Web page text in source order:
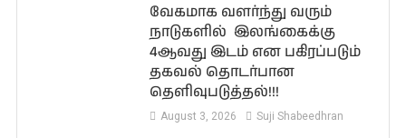
வேகமாக வளர்ந்து வரும்
நாடுகளில் இலங்கைக்கு
4ஆவது இடம் என பகிரப்படும்
தகவல் தொடர்பான
தெளிவுபடுத்தல்!!!
August 3, 2026 Suji Shabeedhran